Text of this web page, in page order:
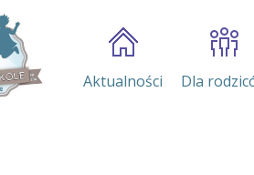
Aktualności Dla